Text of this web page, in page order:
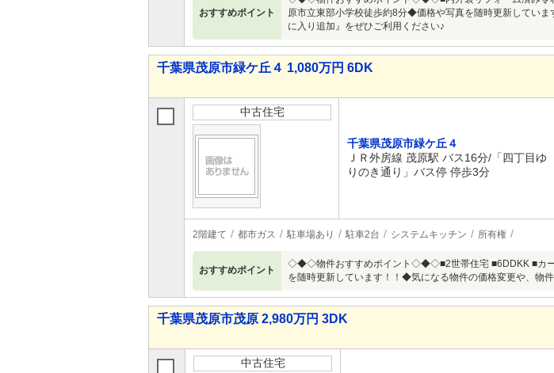
おすすめポイント
原市立東部小学校徒歩約8分◆価格や写真を随時更新してい
に入り追加』をぜひご利用ください♪
千葉県茂原市緑ケ丘４ 1,080万円 6DK
中古住宅
千葉県茂原市緑ケ丘４
ＪＲ外房線 茂原駅 バス16分/「四丁目ゆ
りのき通り」バス停 停歩3分
2階建て 都市ガス 駐車場あり 駐車2台 システムキッチン 所有権
おすすめポイント
◇◆◇物件おすすめポイント◇◆◇■2世帯住宅 ■6DDKK ■カー
を随時更新しています！！◆気になる物件の価格変更や、物
千葉県茂原市茂原 2,980万円 3DK
中古住宅